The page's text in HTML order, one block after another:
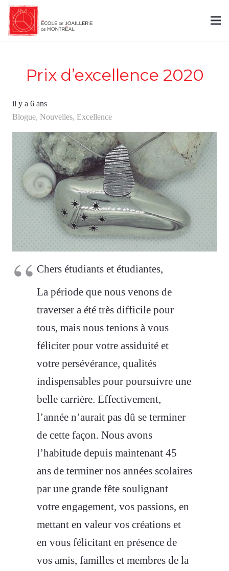
Prix d’excellence 2020
il y a 6 ans
Blogue, Nouvelles, Excellence
Chers étudiants et étudiantes,
La période que nous venons de
traverser a été très difficile pour
tous, mais nous tenions à vous
féliciter pour votre assiduité et
votre persévérance, qualités
indispensables pour poursuivre une
belle carrière. Effectivement,
l’année n’aurait pas dû se terminer
de cette façon. Nous avons
l’habitude depuis maintenant 45
ans de terminer nos années scolaires
par une grande fête soulignant
votre engagement, vos passions, en
mettant en valeur vos créations et
en vous félicitant en présence de
vos amis, familles et membres de la